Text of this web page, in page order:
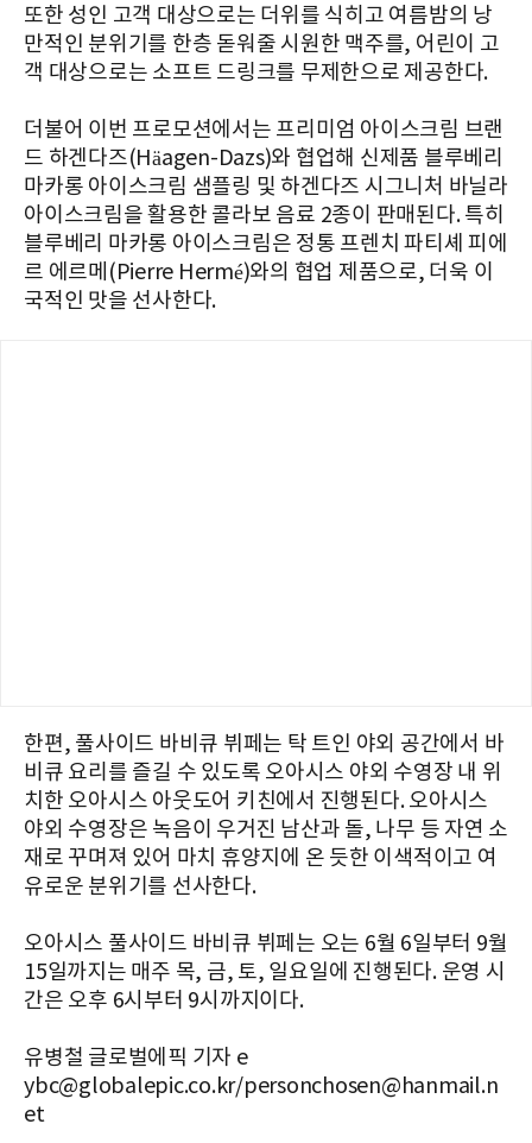
또한 성인 고객 대상으로는 더위를 식히고 여름밤의 낭
만적인 분위기를 한층 돋워줄 시원한 맥주를, 어린이 고
객 대상으로는 소프트 드링크를 무제한으로 제공한다.
더불어 이번 프로모션에서는 프리미엄 아이스크림 브랜
드 하겐다즈(Häagen-Dazs)와 협업해 신제품 블루베리
마카롱 아이스크림 샘플링 및 하겐다즈 시그니처 바닐라
아이스크림을 활용한 콜라보 음료 2종이 판매된다. 특히
블루베리 마카롱 아이스크림은 정통 프렌치 파티셰 피에
르 에르메(Pierre Hermé)와의 협업 제품으로, 더욱 이
국적인 맛을 선사한다.
한편, 풀사이드 바비큐 뷔페는 탁 트인 야외 공간에서 바
비큐 요리를 즐길 수 있도록 오아시스 야외 수영장 내 위
치한 오아시스 아웃도어 키친에서 진행된다. 오아시스
야외 수영장은 녹음이 우거진 남산과 돌, 나무 등 자연 소
재로 꾸며져 있어 마치 휴양지에 온 듯한 이색적이고 여
유로운 분위기를 선사한다.
오아시스 풀사이드 바비큐 뷔페는 오는 6월 6일부터 9월
15일까지는 매주 목, 금, 토, 일요일에 진행된다. 운영 시
간은 오후 6시부터 9시까지이다.
유병철 글로벌에픽 기자 e
ybc@globalepic.co.kr/personchosen@hanmail.n
et